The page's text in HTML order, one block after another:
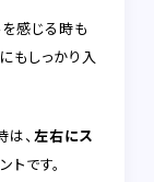
感じる時も
もしっかり入
、 左右にス
トです。